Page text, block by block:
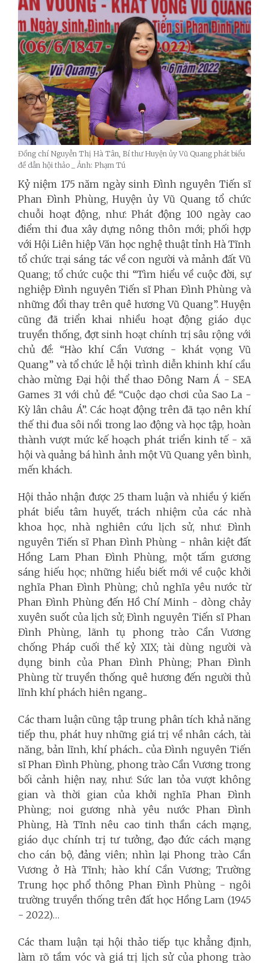
Đồng chí Nguyễn Thị Hà Tân, Bí thư Huyện ủy Vũ Quang phát biểu
đề dẫn hội thảo _ Ảnh: Phạm Tú
Kỷ niệm 175 năm ngày sinh Đình nguyên Tiến sĩ
Phan Đình Phùng, Huyện ủy Vũ Quang tổ chức
chuỗi hoạt động, như: Phát động 100 ngày cao
điểm thi đua xây dựng nông thôn mới; phối hợp
với Hội Liên hiệp Văn học nghệ thuật tỉnh Hà Tĩnh
tổ chức trại sáng tác về con người và mảnh đất Vũ
Quang; tổ chức cuộc thi “Tìm hiểu về cuộc đời, sự
nghiệp Đình nguyên Tiến sĩ Phan Đình Phùng và
những đổi thay trên quê hương Vũ Quang”. Huyện
cũng đã triển khai nhiều hoạt động giáo dục
truyền thống, đợt sinh hoạt chính trị sâu rộng với
chủ đề: “Hào khí Cần Vương - khát vọng Vũ
Quang” và tổ chức lễ hội trình diễn khinh khí cầu
chào mừng Đại hội thể thao Đông Nam Á - SEA
Games 31 với chủ đề: “Cuộc dạo chơi của Sao La -
Kỳ lân châu Á”. Các hoạt động trên đã tạo nên khí
thế thi đua sôi nổi trong lao động và học tập, hoàn
thành vượt mức kế hoạch phát triển kinh tế - xã
hội và quảng bá hình ảnh một Vũ Quang yên bình,
mến khách.
Hội thảo nhận được 25 tham luận và nhiều ý kiến
phát biểu tâm huyết, trách nhiệm của các nhà
khoa học, nhà nghiên cứu lịch sử, như: Đình
nguyên Tiến sĩ Phan Đình Phùng - nhân kiệt đất
Hồng Lam Phan Đình Phùng, một tấm gương
sáng hiếu học; những hiểu biết mới về cuộc khởi
nghĩa Phan Đình Phùng; chủ nghĩa yêu nước từ
Phan Đình Phùng đến Hồ Chí Minh - dòng chảy
xuyên suốt của lịch sử; Đình nguyên Tiến sĩ Phan
Đình Phùng, lãnh tụ phong trào Cần Vương
chống Pháp cuối thế kỷ XIX; tài dùng người và
dụng binh của Phan Đình Phùng; Phan Đình
Phùng từ truyền thống quê hương đến người thủ
lĩnh khí phách hiên ngang...
Các tham luận cũng tập trung phân tích khả năng
tiếp thu, phát huy những giá trị về nhân cách, tài
năng, bản lĩnh, khí phách... của Đình nguyên Tiến
sĩ Phan Đình Phùng, phong trào Cần Vương trong
bối cảnh hiện nay, như: Sức lan tỏa vượt không
gian và thời gian của khởi nghĩa Phan Đình
Phùng; noi gương nhà yêu nước Phan Đình
Phùng, Hà Tĩnh nêu cao tinh thần cách mạng,
giáo dục chính trị tư tưởng, đạo đức cách mạng
cho cán bộ, đảng viên; nhìn lại Phong trào Cần
Vương ở Hà Tĩnh; hào khí Cần Vương; Trường
Trung học phổ thông Phan Đình Phùng - ngôi
trường truyền thống trên đất học Hồng Lam (1945
- 2022)…
Các tham luận tại hội thảo tiếp tục khẳng định,
làm rõ tầm vóc và giá trị lịch sử của phong trào